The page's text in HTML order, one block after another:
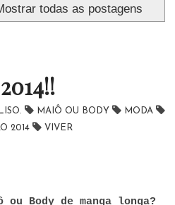
todas as postagens
LISO. MAIÔ OU BODY
MODA
2014 VIVER
Body de manga longa?